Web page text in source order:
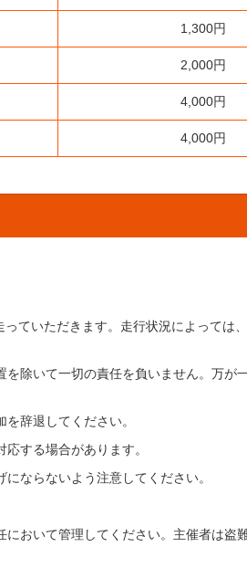
1,300円
2,000円
4,000円
4,000円
ていただきます。走行状況によっては
除いて一切の責任を負いません。万が
辞退してください。
する場合があります。
ならないよう注意してください。
おいて管理してください。主催者は盗